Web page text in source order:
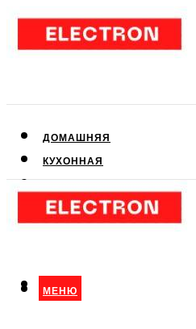
ДОМАШНЯЯ
КУХОННАЯ
КЛИМАТИЧЕСКАЯ
МЕНЮ
МЕНЮ